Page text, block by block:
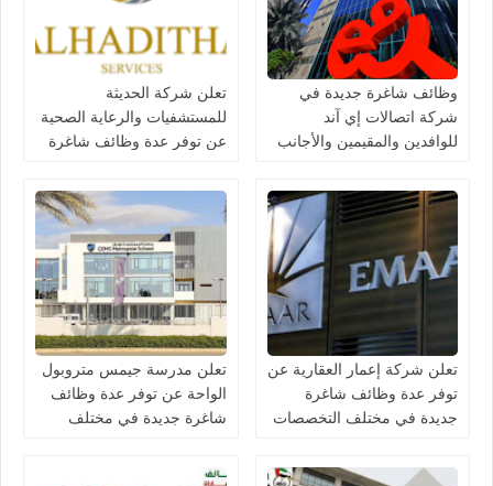
وظائف شاغرة جديدة في
شركة اتصالات إي آند
للوافدين والمقيمين والأجانب
تعلن شركة الحديثة
للمستشفيات والرعاية الصحية
عن توفر عدة وظائف شاغرة
في دبي وأبوظبي
تعلن شركة إعمار العقارية عن
توفر عدة وظائف شاغرة
جديدة في مختلف التخصصات
تعلن مدرسة جيمس متروبول
الواحة عن توفر عدة وظائف
شاغرة جديدة في مختلف
برواتب تصل 10,000 درهم